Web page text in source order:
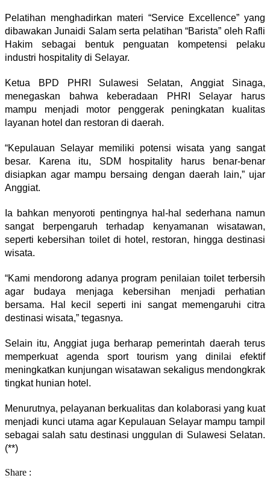
Pelatihan menghadirkan materi “Service Excellence” yang
dibawakan Junaidi Salam serta pelatihan “Barista” oleh Rafli
Hakim sebagai bentuk penguatan kompetensi pelaku
industri hospitality di Selayar.
Ketua BPD PHRI Sulawesi Selatan, Anggiat Sinaga,
menegaskan bahwa keberadaan PHRI Selayar harus
mampu menjadi motor penggerak peningkatan kualitas
layanan hotel dan restoran di daerah.
“Kepulauan Selayar memiliki potensi wisata yang sangat
besar. Karena itu, SDM hospitality harus benar-benar
disiapkan agar mampu bersaing dengan daerah lain,” ujar
Anggiat.
Ia bahkan menyoroti pentingnya hal-hal sederhana namun
sangat berpengaruh terhadap kenyamanan wisatawan,
seperti kebersihan toilet di hotel, restoran, hingga destinasi
wisata.
“Kami mendorong adanya program penilaian toilet terbersih
agar budaya menjaga kebersihan menjadi perhatian
bersama. Hal kecil seperti ini sangat memengaruhi citra
destinasi wisata,” tegasnya.
Selain itu, Anggiat juga berharap pemerintah daerah terus
memperkuat agenda sport tourism yang dinilai efektif
meningkatkan kunjungan wisatawan sekaligus mendongkrak
tingkat hunian hotel.
Menurutnya, pelayanan berkualitas dan kolaborasi yang kuat
menjadi kunci utama agar Kepulauan Selayar mampu tampil
sebagai salah satu destinasi unggulan di Sulawesi Selatan.
(**)
Share :